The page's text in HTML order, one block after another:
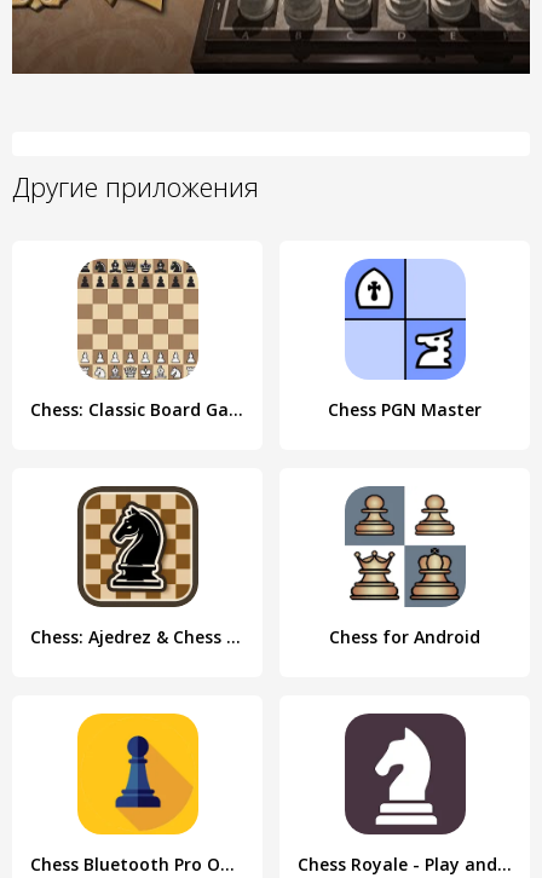
Другие приложения
Chess: Classic Board Game Chess PGN Master
Chess: Ajedrez & Chess online Chess for Android
Chess Bluetooth Pro Online Chess Royale - Play and Learn